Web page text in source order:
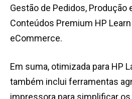
Gestão de Pedidos, Produção
Conteúdos Premium HP
eCommerce.
Em suma, otimizada para HP
também inclui ferramentas